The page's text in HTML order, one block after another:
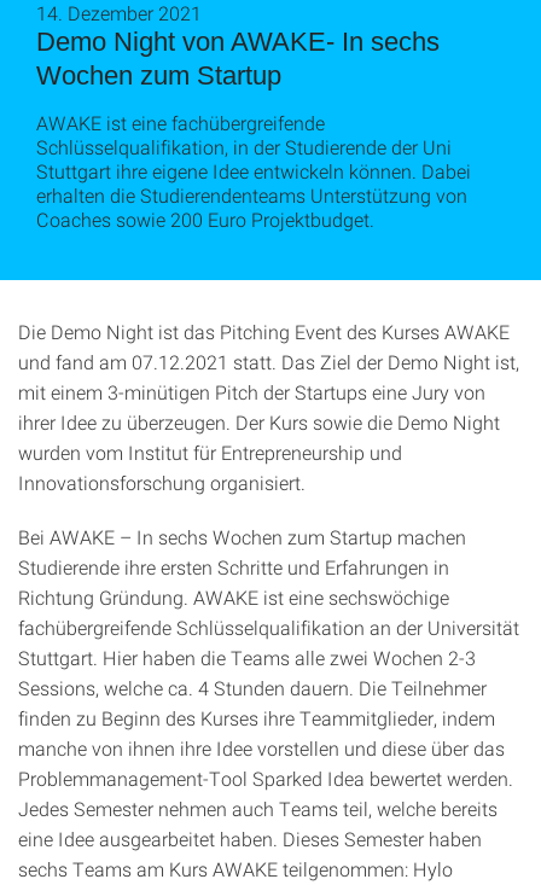
Demo Night von AWAKE- In sechs
Wochen zum Startup
14. Dezember 2021
AWAKE ist eine fachübergreifende
Schlüsselqualifikation, in der Studierende der Uni
Stuttgart ihre eigene Idee entwickeln können. Dabei
erhalten die Studierendenteams Unterstützung von
Coaches sowie 200 Euro Projektbudget.
Die Demo Night ist das Pitching Event des Kurses AWAKE
und fand am 07.12.2021 statt. Das Ziel der Demo Night ist,
mit einem 3-minütigen Pitch der Startups eine Jury von
ihrer Idee zu überzeugen. Der Kurs sowie die Demo Night
wurden vom Institut für Entrepreneurship und
Innovationsforschung organisiert.
Bei AWAKE – In sechs Wochen zum Startup machen
Studierende ihre ersten Schritte und Erfahrungen in
Richtung Gründung. AWAKE ist eine sechswöchige
fachübergreifende Schlüsselqualifikation an der Universität
Stuttgart. Hier haben die Teams alle zwei Wochen 2-3
Sessions, welche ca. 4 Stunden dauern. Die Teilnehmer
finden zu Beginn des Kurses ihre Teammitglieder, indem
manche von ihnen ihre Idee vorstellen und diese über das
Problemmanagement-Tool Sparked Idea bewertet werden.
Jedes Semester nehmen auch Teams teil, welche bereits
eine Idee ausgearbeitet haben. Dieses Semester haben
sechs Teams am Kurs AWAKE teilgenommen: Hylo